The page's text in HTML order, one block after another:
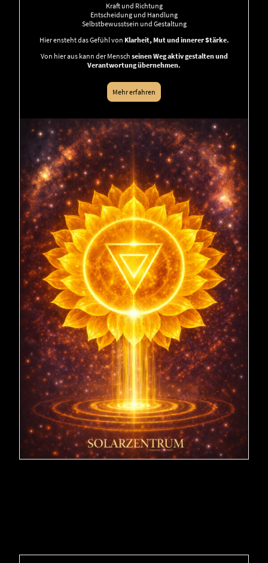
Kraft und Richtung
Entscheidung und Handlung
Selbstbewusstsein und Gestaltung
Hier ensteht das Gefühl von Klarheit, Mut und innerer Stärke.
Von hier aus kann der Mensch seinen Weg aktiv gestalten und
Verantwortung übernehmen.
Mehr erfahren